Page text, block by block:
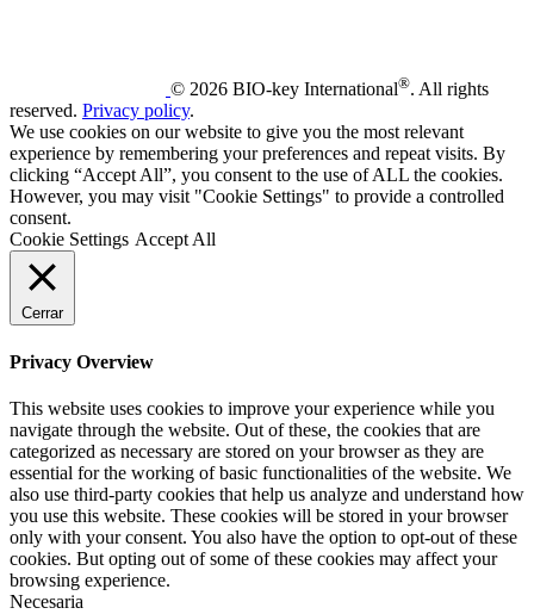
© 2026 BIO-key International®. All rights
reserved. Privacy policy.
We use cookies on our website to give you the most relevant
experience by remembering your preferences and repeat visits. By
clicking “Accept All”, you consent to the use of ALL the cookies.
However, you may visit "Cookie Settings" to provide a controlled
consent.
Cookie Settings Accept All
Cerrar
Privacy Overview
This website uses cookies to improve your experience while you
navigate through the website. Out of these, the cookies that are
categorized as necessary are stored on your browser as they are
essential for the working of basic functionalities of the website. We
also use third-party cookies that help us analyze and understand how
you use this website. These cookies will be stored in your browser
only with your consent. You also have the option to opt-out of these
cookies. But opting out of some of these cookies may affect your
browsing experience.
Necesaria